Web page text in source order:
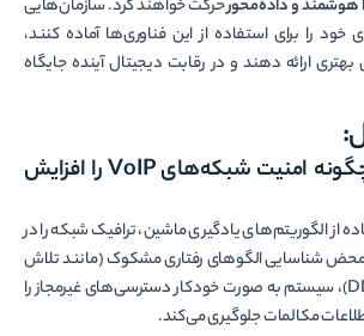
و داده‌محورحرکت خواهند کرد. سازمان‌هایی
خود را برای استفاده از این فناوری‌ها آماده کنند،
ارائه دهند و در رقابت دیجیتال آینده جایگاه
امنیت شبکه‌هایVoIP
را افزایش
الگوریتم‌های یادگیری ماشین، ترافیک شبکه را در
شناسایی الگوهای رفتاری مشکوک (مانند تلاش
برای هک یا حملات DDoS)، سیستم به صورت خودکار دسترسی‌های غیرمجاز را
مکالمات جلوگیری می‌کند.